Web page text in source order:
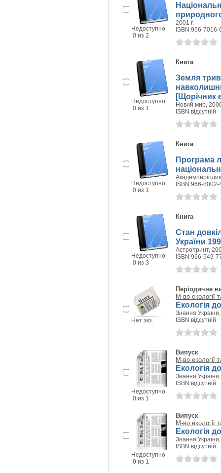
Недоступно
0 из 2
2001 г.
ISBN 966-7016-
Недоступно
0 из 1
Книга
Земля
[Щорічник
Новий мир,
ISBN відсутній
Недоступно
0 из 1
Книга
Програма
ISBN 966-8002-
Недоступно
0 из 3
Книга
Стан
України
Астропринт,
ISBN 966-549-
Нет экз.
Періодичне
М-во екології
Екологія
Знання
ISBN відсутній
Недоступно
0 из 1
Випуск
М-во екології
Екологія
Знання
ISBN відсутній
Недоступно
0 из 1
Випуск
М-во екології
Екологія
Знання
ISBN відсутній